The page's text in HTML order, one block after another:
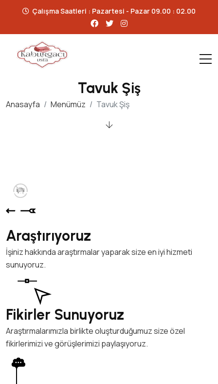
Çalışma Saatleri : Pazartesi - Pazar 09.00 : 02.00
Tavuk Şiş
Anasayfa Menümüz Tavuk Şiş
Araştırıyoruz
İşiniz hakkında araştırmalar yaparak size en iyi hizmeti
sunuyoruz.
Fikirler Sunuyoruz
Araştırmalarımızla birlikte oluşturduğumuz size özel
fikirlerimizi ve görüşlerimizi paylaşıyoruz.